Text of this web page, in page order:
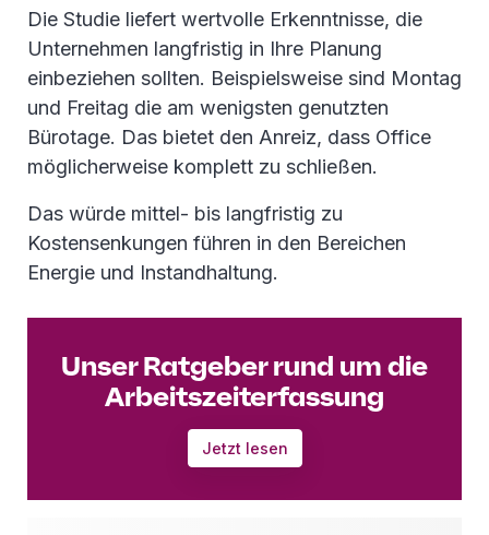
Die Studie liefert wertvolle Erkenntnisse, die
Unternehmen langfristig in Ihre Planung
einbeziehen sollten. Beispielsweise sind Montag
und Freitag die am wenigsten genutzten
Bürotage. Das bietet den Anreiz, dass Office
möglicherweise komplett zu schließen.
Das würde mittel- bis langfristig zu
Kostensenkungen führen in den Bereichen
Energie und Instandhaltung.
Unser Ratgeber rund um die
Arbeitszeiterfassung
Jetzt lesen